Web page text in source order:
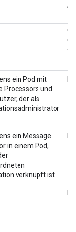
ein Pod mit
Processors und
der als
ein Message
in einem Pod,
verknüpft ist